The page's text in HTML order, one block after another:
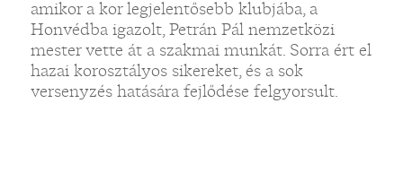
amikor a kor legjelentősebb klubjába, a
Honvédba igazolt, Petrán Pál nemzetközi
mester vette át a szakmai munkát. Sorra ért el
hazai korosztályos sikereket, és a sok
versenyzés hatására fejlődése felgyorsult.